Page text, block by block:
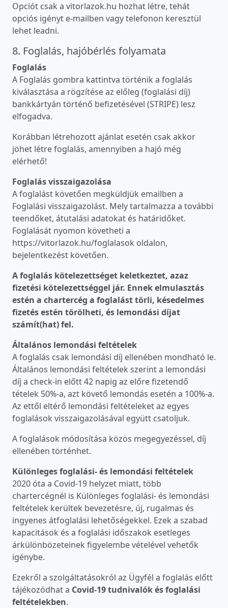
Opciót csak a vitorlazok.hu hozhat létre, tehát
opciós igényt e-mailben vagy telefonon keresztül
lehet leadni.
8. Foglalás, hajóbérlés folyamata
Foglalás
A Foglalás gombra kattintva történik a foglalás
kiválasztása a rögzítése az előleg (foglalási díj)
bankkártyán történő befizetésével (STRIPE) lesz
elfogadva.
Korábban létrehozott ajánlat esetén csak akkor
jöhet létre foglalás, amennyiben a hajó még
elérhető!
Foglalás visszaigazolása
A foglalást követően megküldjük emailben a
Foglalási visszaigazolást. Mely tartalmazza a további
teendőket, átutalási adatokat és határidőket.
Foglalását nyomon követheti a
https://vitorlazok.hu/foglalasok oldalon,
bejelentkezést követően.
A foglalás kötelezettséget keletkeztet, azaz
fizetési kötelezettséggel jár. Ennek elmulasztás
estén a chartercég a foglalást törli, késedelmes
fizetés estén törölheti, és lemondási díjat
számít(hat) fel.
Általános lemondási feltételek
A foglalás csak lemondási díj ellenében mondható le.
Általános lemondási feltételek szerint a lemondási
díj a check-in előtt 42 napig az előre fizetendő
tételek 50%-a, azt követő lemondás esetén a 100%-a.
Az ettől eltérő lemondási feltételeket az egyes
foglalások visszaigazolásával együtt csatoljuk.
A foglalások módosítása közös megegyezéssel, díj
ellenében történhet.
Különleges foglalási- és lemondási feltételek
2020 óta a Covid-19 helyzet miatt, több
chartercégnél is Különleges foglalási- és lemondási
feltételek kerültek bevezetésre, új, rugalmas és
ingyenes átfoglalási lehetőségekkel. Ezek a szabad
kapacitások és a foglalási időszakok esetleges
árkülönbözeteinek figyelembe vételével vehetők
igénybe.
Ezekről a szolgáltatásokról az Ügyfél a foglalás előtt
tájékozódhat a Covid-19 tudnivalók és foglalási
feltételekben.